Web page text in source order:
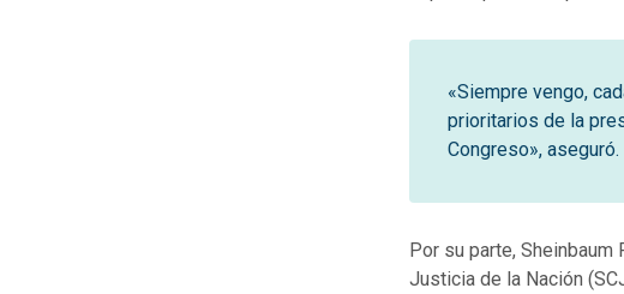
«Siempre vengo,
prioritarios de la
Congreso», aseguró.
Por su parte,
Justicia de la Nación